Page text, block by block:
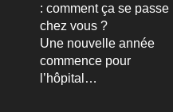
: comment ça se passe
chez vous ?
Une nouvelle année
commence pour
l’hôpital…